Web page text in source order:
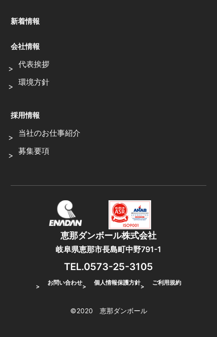
新着情報
会社情報
代表挨拶
環境方針
採用情報
当社のお仕事紹介
募集要項
恵那ダンボール株式会社
岐阜県恵那市長島町中野791-1
TEL.0573-25-3105
お問い合わせ 個人情報保護方針 ご利用規約
©2020 恵那ダンボール